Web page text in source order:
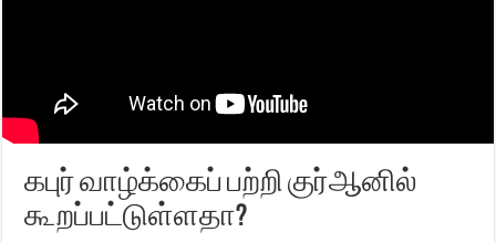
கபுர் வாழ்க்கைப் பற்றி குர்ஆனில்
கூறப்பட்டுள்ளதா?